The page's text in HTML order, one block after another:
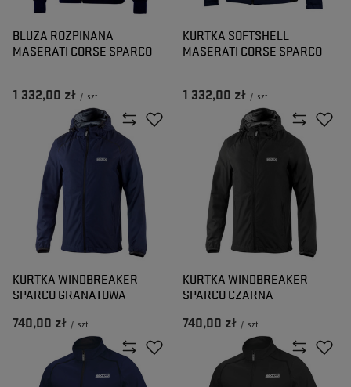
BLUZA ROZPINANA
MASERATI CORSE SPARCO
1 332,00 zł / szt.
KURTKA SOFTSHELL
MASERATI CORSE SPARCO
1 332,00 zł / szt.
KURTKA WINDBREAKER
SPARCO GRANATOWA
740,00 zł / szt.
KURTKA WINDBREAKER
SPARCO CZARNA
740,00 zł / szt.